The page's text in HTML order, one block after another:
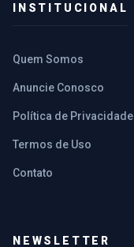
INSTITUCIONAL
Quem Somos
Anuncie Conosco
Política de Privacidade
Termos de Uso
Contato
NEWSLETTER